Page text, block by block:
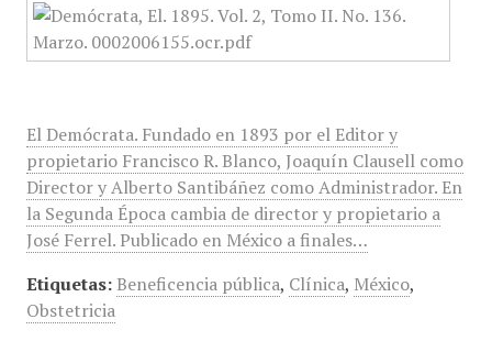
El Demócrata. Fundado en 1893 por el Editor y
propietario Francisco R. Blanco, Joaquín Clausell como
Director y Alberto Santibáñez como Administrador. En
la Segunda Época cambia de director y propietario a
José Ferrel. Publicado en México a finales…
Etiquetas: Beneficencia pública, Clínica, México,
Obstetricia